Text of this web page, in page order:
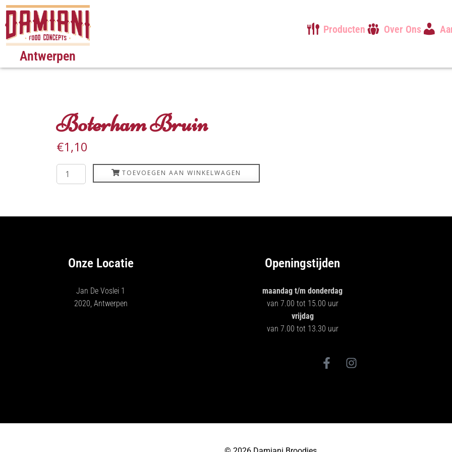
Antwerpen
Producten Over Ons
Boterham Bruin
€1,10
TOEVOEGEN AAN WINKELWAGEN
Onze Locatie
Jan De Voslei 1
2020, Antwerpen
Openingstijden
maandag t/m donderdag
van 7.00 tot 15.00 uur
vrijdag
van 7.00 tot 13.30 uur